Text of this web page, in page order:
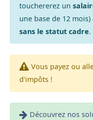
touchererez un
une base de 12
sans le statut cadre.
Vous payez ou
d'impôts !
Découvrez nos